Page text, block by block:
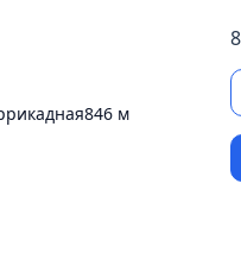
846 м